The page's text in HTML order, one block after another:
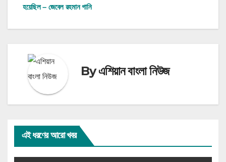
হয়েছিল – জেবেল রহমান গানি
Byএশিয়ান বাংলা নিউজ
এই ধরণের আরো খবর